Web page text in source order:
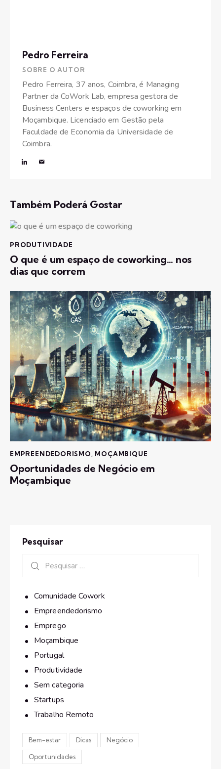
Pedro Ferreira
SOBRE O AUTOR
Pedro Ferreira, 37 anos, Coimbra, é Managing
Partner da CoWork Lab, empresa gestora de
Business Centers e espaços de coworking em
Moçambique. Licenciado em Gestão pela
Faculdade de Economia da Universidade de
Coimbra.
Também Poderá Gostar
PRODUTIVIDADE
O que é um espaço de coworking… nos
dias que correm
EMPREENDEDORISMO, MOÇAMBIQUE
Oportunidades de Negócio em
Moçambique
Pesquisar
Comunidade Cowork
Empreendedorismo
Emprego
Moçambique
Portugal
Produtividade
Sem categoria
Startups
Trabalho Remoto
Bem-estar Dicas Negócio
Oportunidades